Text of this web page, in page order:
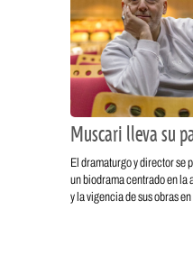
Muscari lleva su
El dramaturgo y director se
un biodrama centrado en la
y la vigencia de sus obras